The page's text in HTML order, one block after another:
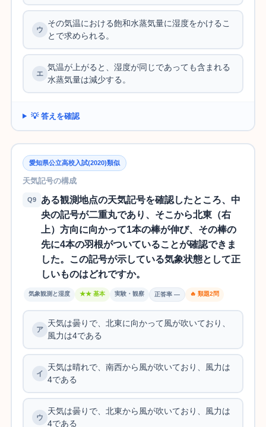
その気温における飽和水蒸気量に湿度をかけるこ
とで求められる。
気温が上がると、湿度が同じであっても含まれる
水蒸気量は減少する。
💡 答えを確認
愛知県公立高校入試(2020)類似
天気記号の構成
Q9
ある観測地点の天気記号を確認したところ、中
央の記号が二重丸であり、そこから北東（右
上）方向に向かって1本の棒が伸び、その棒の
先に4本の羽根がついていることが確認できま
した。この記号が示している気象状態として正
しいものはどれですか。
気象観測と湿度 ★★ 基本 実験・観察 正答率 — 🔥 類題2問
天気は曇りで、北東に向かって風が吹いており、
風力は4である
天気は晴れで、南西から風が吹いており、風力は
4である
天気は曇りで、北東から風が吹いており、風力は
4である